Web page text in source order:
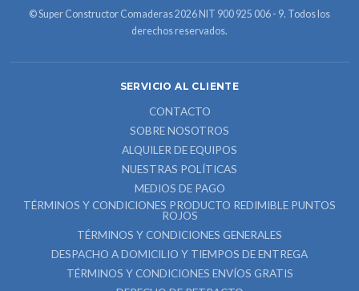
© Super Constructor Comaderas 2026 NIT 900 925 006 - 9. Todos los
derechos reservados.
SERVICIO AL CLIENTE
CONTACTO
SOBRE NOSOTROS
ALQUILER DE EQUIPOS
NUESTRAS POLÍTICAS
MEDIOS DE PAGO
TÉRMINOS Y CONDICIONES PRODUCTO REDIMIBLE PUNTOS
ROJOS
TÉRMINOS Y CONDICIONES GENERALES
DESPACHO A DOMICILIO Y TIEMPOS DE ENTREGA
TÉRMINOS Y CONDICIONES ENVÍOS GRATIS